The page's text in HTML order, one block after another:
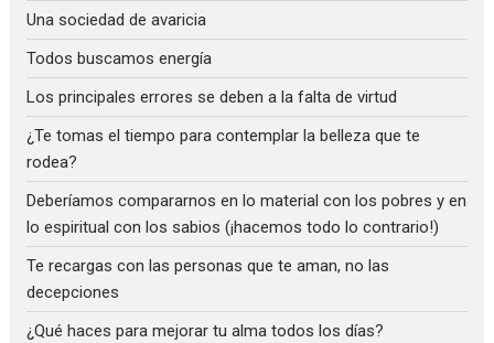
Una sociedad de avaricia
Todos buscamos energía
Los principales errores se deben a la falta de virtud
¿Te tomas el tiempo para contemplar la belleza que te
rodea?
Deberíamos compararnos en lo material con los pobres y en
lo espiritual con los sabios (¡hacemos todo lo contrario!)
Te recargas con las personas que te aman, no las
decepciones
¿Qué haces para mejorar tu alma todos los días?